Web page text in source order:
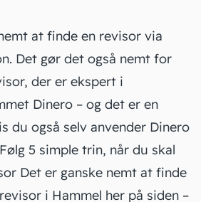
at finde en revisor via
Det gør det også nemt for
der er ekspert i
Dinero ‒ og det er en
du også selv anvender Dinero
5 simple trin, når du skal
Det er ganske nemt at finde
i Hammel her på siden ‒